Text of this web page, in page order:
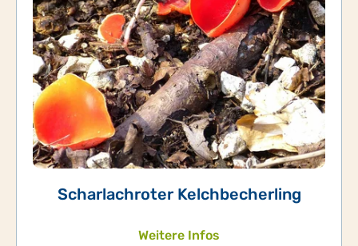
Scharlachroter Kelchbecherling
Weitere Infos